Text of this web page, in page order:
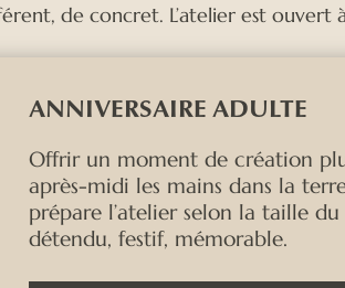
de concret. L’atelier est ouvert
ANNIVERSAIRE ADULTE
Offrir un moment de création
après-midi les mains dans la
prépare l’atelier selon la taille
détendu, festif, mémorable.